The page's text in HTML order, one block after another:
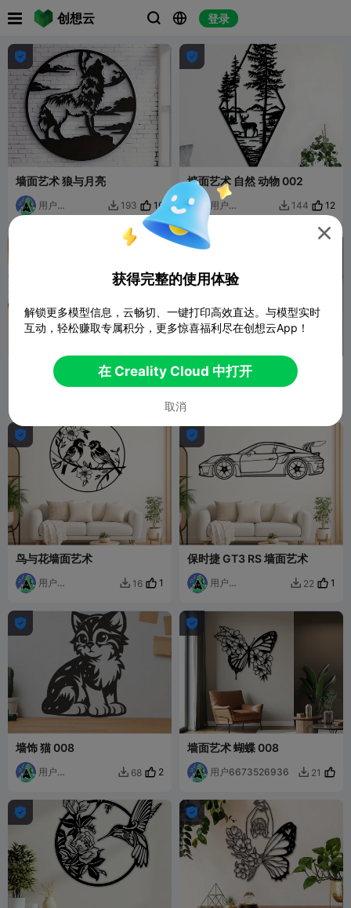
创想云   登录

墙面艺术 狼与月亮
用户
6673526936
 193 16

墙面艺术 自然 动物 002
用户
6673526936
 144 12
三通鲁班锁
【多色模型-单盘直出】萌系创
想三维品牌IP吉祥物

鸟与花墙面艺术
用户
 16 1

保时捷 GT3 RS 墙面艺术
用户
 22 1

墙饰 猫 008
用户
 68 2

墙面艺术 蝴蝶 008
用户6673526936  21
 

获得完整的使用体验
解锁更多模型信息，云畅切、一键打印高效直达。与模型实时
互动，轻松赚取专属积分，更多惊喜福利尽在创想云App！
在 Creality Cloud 中打开
取消